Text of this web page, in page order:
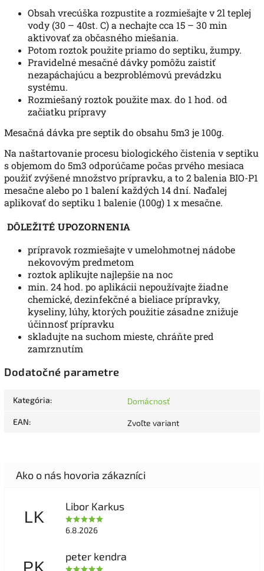
Obsah vrecúška rozpustite a rozmiešajte v 2l teplej
vody (30 – 40st. C) a nechajte cca 15 – 30 min
aktivovať za občasného miešania.
Potom roztok použite priamo do septiku, žumpy.
Pravidelné mesačné dávky pomôžu zaistiť
nezapáchajúcu a bezproblémovú prevádzku
systému.
Rozmiešaný roztok použite max. do 1 hod. od
začiatku prípravy
Mesačná dávka pre septik do obsahu 5m3 je 100g.
Na naštartovanie procesu biologického čistenia v septiku
s objemom do 5m3 odporúčame počas prvého mesiaca
použiť zvýšené množstvo prípravku, a to 2 balenia BIO-P1
mesačne alebo po 1 balení každých 14 dní. Naďalej
aplikovať do septiku 1 balenie (100g) 1 x mesačne.
DÔLEŽITÉ UPOZORNENIA
prípravok rozmiešajte v umelohmotnej nádobe
nekovovým predmetom
roztok aplikujte najlepšie na noc
min. 24 hod. po aplikácii nepoužívajte žiadne
chemické, dezinfekčné a bieliace prípravky,
kyseliny, lúhy, ktorých použitie zásadne znižuje
účinnosť prípravku
skladujte na suchom mieste, chráňte pred
zamrznutím
Dodatočné parametre
Kategória: Domácnosť
EAN: Zvoľte variant
LK
Libor Karkus
6.8.2026
peter kendra